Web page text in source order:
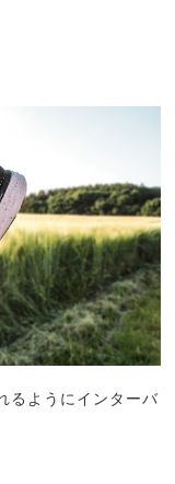
るようにインターバ